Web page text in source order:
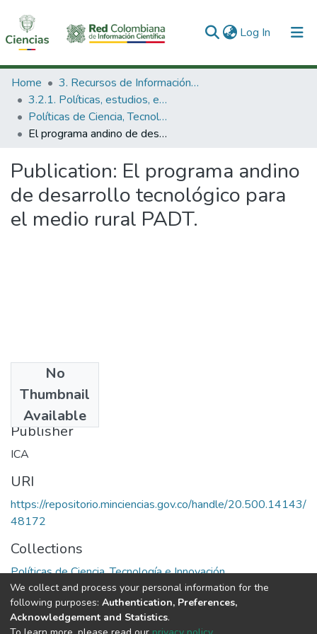
Log In (current)
Communities & Collections
All of DSpace
Statistics
Home
3. Recursos de Información Científica y Tecnológica
3.2.1. Políticas, estudios, evaluaciones e indicadores de CTeI
Políticas de Ciencia, Tecnología e Innovación
El programa andino de desarrollo tecnológico para el medio rural PADT.
Publication: El programa andino
de desarrollo tecnológico para
el medio rural PADT.
No
Thumbnail
Available
1984
Publisher
ICA
URI
https://repositorio.minciencias.gov.co/handle/20.500.14143/
48172
Collections
Políticas de Ciencia, Tecnología e Innovación
Full item page
We collect and process your personal information for the
following purposes: Authentication, Preferences,
Acknowledgement and Statistics.